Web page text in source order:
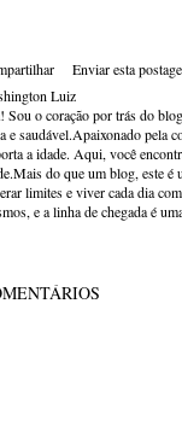
Enviar esta
Luiz
Sou o coração por trás do
e saudável.Apaixonado pela
a idade. Aqui, você
do que um blog, este é
limites e viver cada dia
e a linha de chegada é